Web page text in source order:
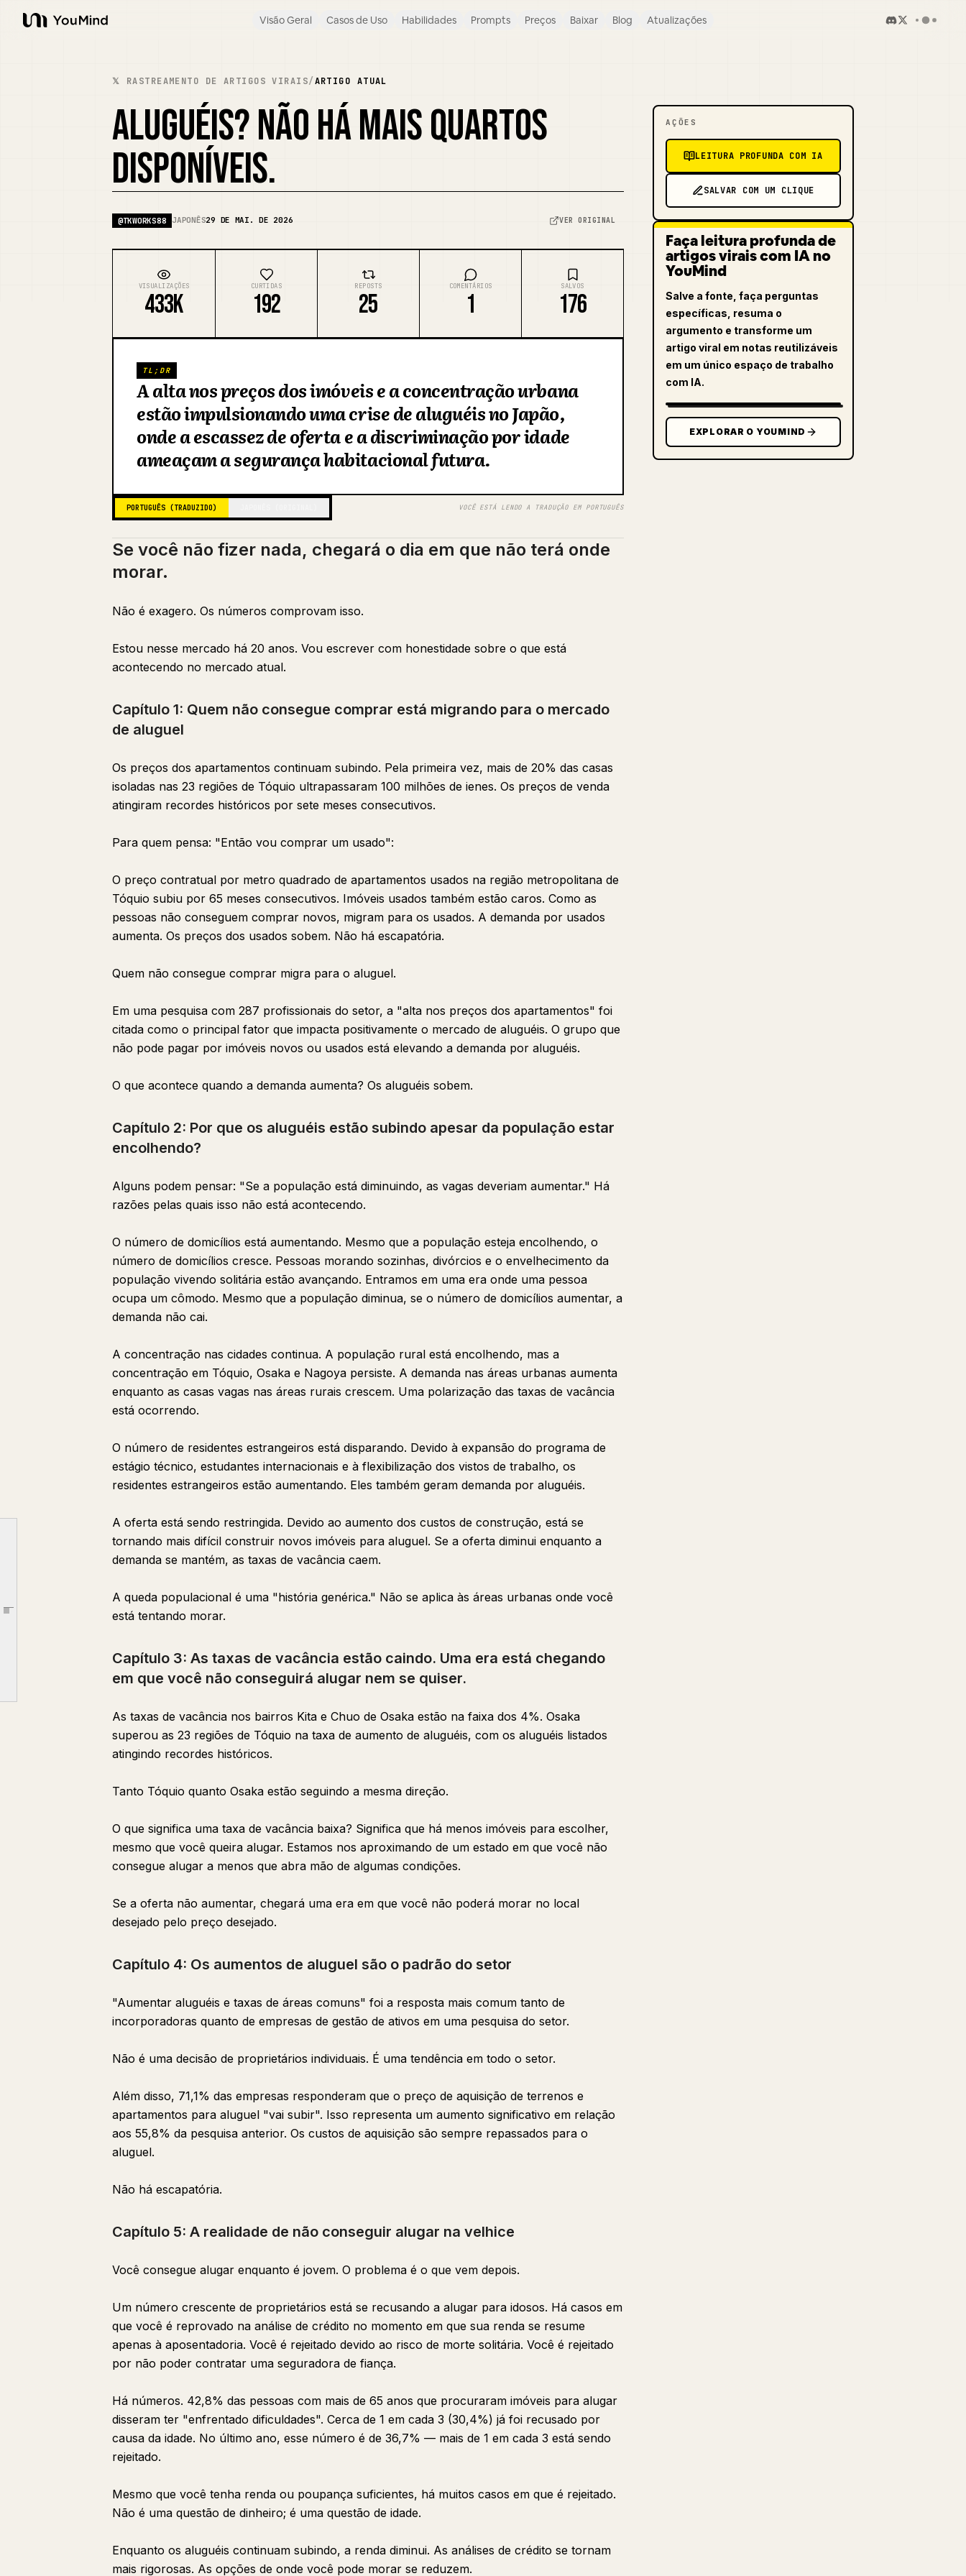
YouMind
Visão Geral Casos de Uso Habilidades Prompts Preços Baixar Blog Atualizações
Article outline
Se você não fizer nada, chegará o dia em que não terá onde morar.
Capítulo 3: As taxas de vacância estão caindo. Uma era está chegando em que você não conseguirá alugar nem se quiser.
Capítulo 4: Os aumentos de aluguel são o padrão do setor
Capítulo 6: Se não fizermos nada, o Japão vai ficar assim
Capítulo 8: Escolher alugar é correto. Mas não fazer nada não é.
𝕏 RASTREAMENTO DE ARTIGOS VIRAIS/ARTIGO ATUAL
ALUGUÉIS? NÃO HÁ MAIS QUARTOS
DISPONÍVEIS.
@TKWORKS88 JAPONÊS29 DE MAI. DE 2026 VER ORIGINAL
VISUALIZAÇÕES
433K
CURTIDAS
192
REPOSTS
25
COMENTÁRIOS
1
SALVOS
176
TL;DR
A alta nos preços dos imóveis e a concentração urbana
estão impulsionando uma crise de aluguéis no Japão,
onde a escassez de oferta e a discriminação por idade
ameaçam a segurança habitacional futura.
PORTUGUÊS (TRADUZIDO) VOCÊ ESTÁ LENDO A TRADUÇÃO EM PORTUGUÊS
Se você não fizer nada, chegará o dia em que não terá onde
morar.
Não é exagero. Os números comprovam isso.
Estou nesse mercado há 20 anos. Vou escrever com honestidade sobre o que está
acontecendo no mercado atual.
Capítulo 1: Quem não consegue comprar está migrando para o mercado
de aluguel
Os preços dos apartamentos continuam subindo. Pela primeira vez, mais de 20% das casas
isoladas nas 23 regiões de Tóquio ultrapassaram 100 milhões de ienes. Os preços de venda
atingiram recordes históricos por sete meses consecutivos.
Para quem pensa: "Então vou comprar um usado":
O preço contratual por metro quadrado de apartamentos usados na região metropolitana de
Tóquio subiu por 65 meses consecutivos. Imóveis usados também estão caros. Como as
pessoas não conseguem comprar novos, migram para os usados. A demanda por usados
aumenta. Os preços dos usados sobem. Não há escapatória.
Quem não consegue comprar migra para o aluguel.
Em uma pesquisa com 287 profissionais do setor, a "alta nos preços dos apartamentos" foi
citada como o principal fator que impacta positivamente o mercado de aluguéis. O grupo que
não pode pagar por imóveis novos ou usados está elevando a demanda por aluguéis.
O que acontece quando a demanda aumenta? Os aluguéis sobem.
Capítulo 2: Por que os aluguéis estão subindo apesar da população estar
encolhendo?
Alguns podem pensar: "Se a população está diminuindo, as vagas deveriam aumentar." Há
razões pelas quais isso não está acontecendo.
O número de domicílios está aumentando. Mesmo que a população esteja encolhendo, o
número de domicílios cresce. Pessoas morando sozinhas, divórcios e o envelhecimento da
população vivendo solitária estão avançando. Entramos em uma era onde uma pessoa
ocupa um cômodo. Mesmo que a população diminua, se o número de domicílios aumentar, a
demanda não cai.
A concentração nas cidades continua. A população rural está encolhendo, mas a
concentração em Tóquio, Osaka e Nagoya persiste. A demanda nas áreas urbanas aumenta
enquanto as casas vagas nas áreas rurais crescem. Uma polarização das taxas de vacância
está ocorrendo.
O número de residentes estrangeiros está disparando. Devido à expansão do programa de
estágio técnico, estudantes internacionais e à flexibilização dos vistos de trabalho, os
residentes estrangeiros estão aumentando. Eles também geram demanda por aluguéis.
A oferta está sendo restringida. Devido ao aumento dos custos de construção, está se
tornando mais difícil construir novos imóveis para aluguel. Se a oferta diminui enquanto a
demanda se mantém, as taxas de vacância caem.
A queda populacional é uma "história genérica." Não se aplica às áreas urbanas onde você
está tentando morar.
Capítulo 3: As taxas de vacância estão caindo. Uma era está chegando
em que você não conseguirá alugar nem se quiser.
As taxas de vacância nos bairros Kita e Chuo de Osaka estão na faixa dos 4%. Osaka
superou as 23 regiões de Tóquio na taxa de aumento de aluguéis, com os aluguéis listados
atingindo recordes históricos.
Tanto Tóquio quanto Osaka estão seguindo a mesma direção.
O que significa uma taxa de vacância baixa? Significa que há menos imóveis para escolher,
mesmo que você queira alugar. Estamos nos aproximando de um estado em que você não
consegue alugar a menos que abra mão de algumas condições.
Se a oferta não aumentar, chegará uma era em que você não poderá morar no local
desejado pelo preço desejado.
Capítulo 4: Os aumentos de aluguel são o padrão do setor
"Aumentar aluguéis e taxas de áreas comuns" foi a resposta mais comum tanto de
incorporadoras quanto de empresas de gestão de ativos em uma pesquisa do setor.
Não é uma decisão de proprietários individuais. É uma tendência em todo o setor.
Além disso, 71,1% das empresas responderam que o preço de aquisição de terrenos e
apartamentos para aluguel "vai subir". Isso representa um aumento significativo em relação
aos 55,8% da pesquisa anterior. Os custos de aquisição são sempre repassados para o
aluguel.
Não há escapatória.
Capítulo 5: A realidade de não conseguir alugar na velhice
Você consegue alugar enquanto é jovem. O problema é o que vem depois.
Um número crescente de proprietários está se recusando a alugar para idosos. Há casos em
que você é reprovado na análise de crédito no momento em que sua renda se resume
apenas à aposentadoria. Você é rejeitado devido ao risco de morte solitária. Você é rejeitado
por não poder contratar uma seguradora de fiança.
Há números. 42,8% das pessoas com mais de 65 anos que procuraram imóveis para alugar
disseram ter "enfrentado dificuldades". Cerca de 1 em cada 3 (30,4%) já foi recusado por
causa da idade. No último ano, esse número é de 36,7% — mais de 1 em cada 3 está sendo
rejeitado.
Mesmo que você tenha renda ou poupança suficientes, há muitos casos em que é rejeitado.
Não é uma questão de dinheiro; é uma questão de idade.
Enquanto os aluguéis continuam subindo, a renda diminui. As análises de crédito se tornam
mais rigorosas. As opções de onde você pode morar se reduzem.
AÇÕES
LEITURA PROFUNDA COM IA
SALVAR COM UM CLIQUE
Faça leitura profunda de
artigos virais com IA no
YouMind
Salve a fonte, faça perguntas
específicas, resuma o
argumento e transforme um
artigo viral em notas reutilizáveis
em um único espaço de trabalho
com IA.
EXPLORAR O YOUMIND